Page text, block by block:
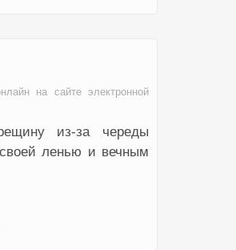
на сайте электронной
из-за череды
ленью и вечным